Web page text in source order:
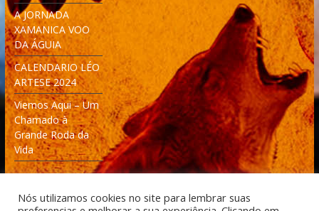
A JORNADA
XAMANICA VOO
DA ÁGUIA
CALENDARIO LÉO
ARTESE 2024
Viemos Aqui – Um
Chamado à
Grande Roda da
Vida
Nós utilizamos cookies no site para lembrar suas